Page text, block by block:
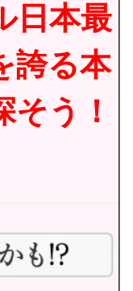
日本最
誇る本
う！